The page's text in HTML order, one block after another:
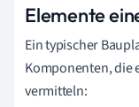
Elemente
Ein typischer
Komponenten, die
vermitteln: